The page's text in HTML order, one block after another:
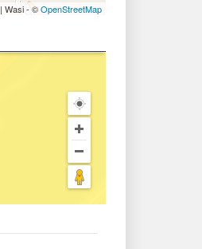
| Wasi - ©OpenStreetMap